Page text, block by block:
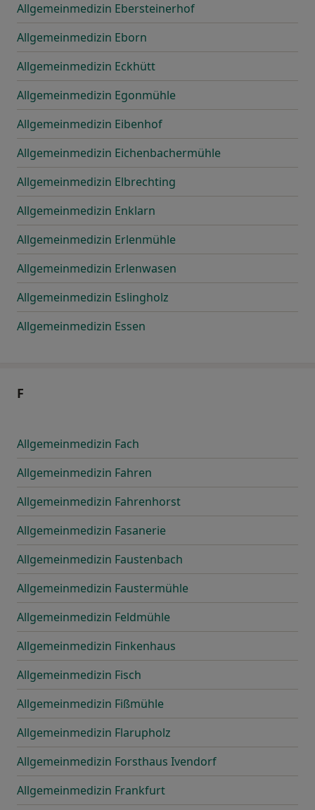
Allgemeinmedizin Ebersteinerhof
Allgemeinmedizin Eborn
Allgemeinmedizin Eckhütt
Allgemeinmedizin Egonmühle
Allgemeinmedizin Eibenhof
Allgemeinmedizin Eichenbachermühle
Allgemeinmedizin Elbrechting
Allgemeinmedizin Enklarn
Allgemeinmedizin Erlenmühle
Allgemeinmedizin Erlenwasen
Allgemeinmedizin Eslingholz
Allgemeinmedizin Essen
F
Allgemeinmedizin Fach
Allgemeinmedizin Fahren
Allgemeinmedizin Fahrenhorst
Allgemeinmedizin Fasanerie
Allgemeinmedizin Faustenbach
Allgemeinmedizin Faustermühle
Allgemeinmedizin Feldmühle
Allgemeinmedizin Finkenhaus
Allgemeinmedizin Fisch
Allgemeinmedizin Fißmühle
Allgemeinmedizin Flarupholz
Allgemeinmedizin Forsthaus Ivendorf
Allgemeinmedizin Frankfurt